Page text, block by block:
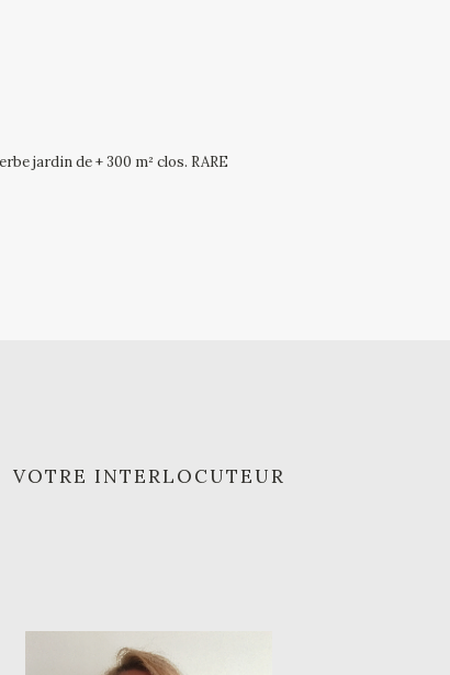
jardin de + 300 m² clos. RARE
VOTRE INTERLOCUTEUR